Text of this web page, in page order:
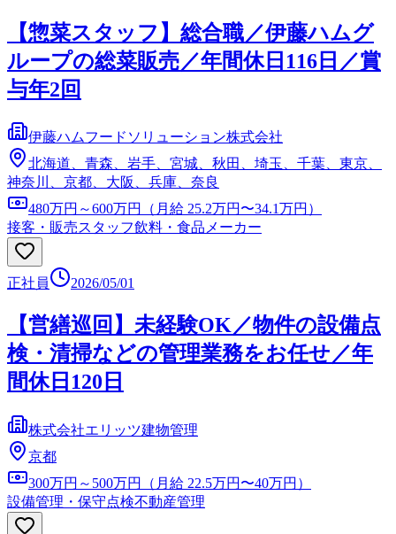
【惣菜スタッフ】総合職／伊藤ハムグ
ループの総菜販売／年間休日116日／賞
与年2回
伊藤ハムフードソリューション株式会社
北海道、青森、岩手、宮城、秋田、埼玉、千葉、東京、
神奈川、京都、大阪、兵庫、奈良
480万円～600万円（月給 25.2万円〜34.1万円）
接客・販売スタッフ飲料・食品メーカー
正社員 2026/05/01
【営繕巡回】未経験OK／物件の設備点
検・清掃などの管理業務をお任せ／年
間休日120日
株式会社エリッツ建物管理
京都
300万円～500万円（月給 22.5万円〜40万円）
設備管理・保守点検不動産管理